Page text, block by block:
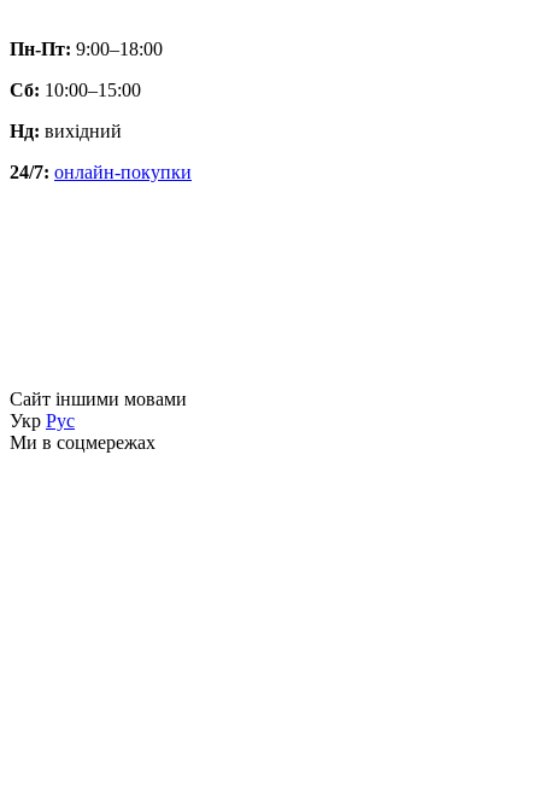
Пн-Пт: 9:00–18:00
Сб: 10:00–15:00
Нд: вихідний
24/7: онлайн-покупки
Сайт іншими мовами
Укр Рус
Ми в соцмережах